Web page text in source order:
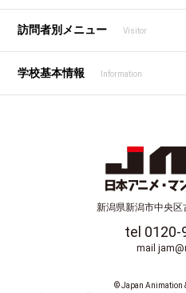
訪問者別メニュー Visitor
学校基本情報 Information
新潟県新潟市中央区
tel 0120-
mail
© Japan Animation